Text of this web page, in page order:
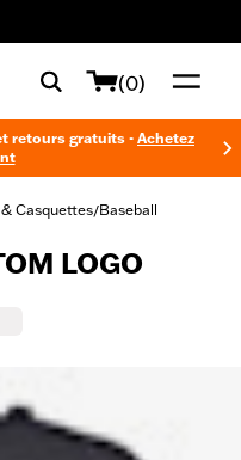
(0)
retours gratuits - Achetez
Casquettes/Baseball
LOGO